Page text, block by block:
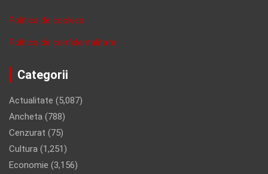
Politica de cookies
Politica de confidentalitate
Categorii
Actualitate (5,087)
Ancheta (788)
Cenzurat (75)
Cultura (1,251)
Economie (3,156)